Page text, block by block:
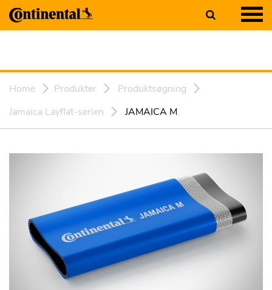
Home Produkter
Produktsøgning
Jamaica Layflat-serien
JAMAICA M